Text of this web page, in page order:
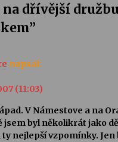
na dřívější
”
napsal:
(11:03)
V Námestove a na
jsem byl několikrát jako
nejlepší vzpomínky. Jen